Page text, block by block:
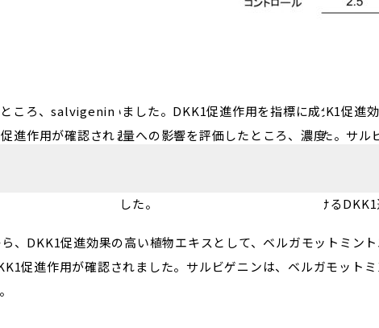
、DKK1促進効果の高い植物エキスとして、ベルガモットミン
促進作用が確認されました。サルビゲニンは、ベルガモット